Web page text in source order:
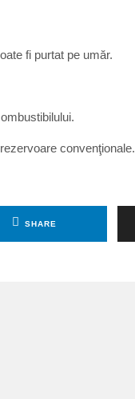
fi purtat pe umăr.
convenţionale.
SHARE